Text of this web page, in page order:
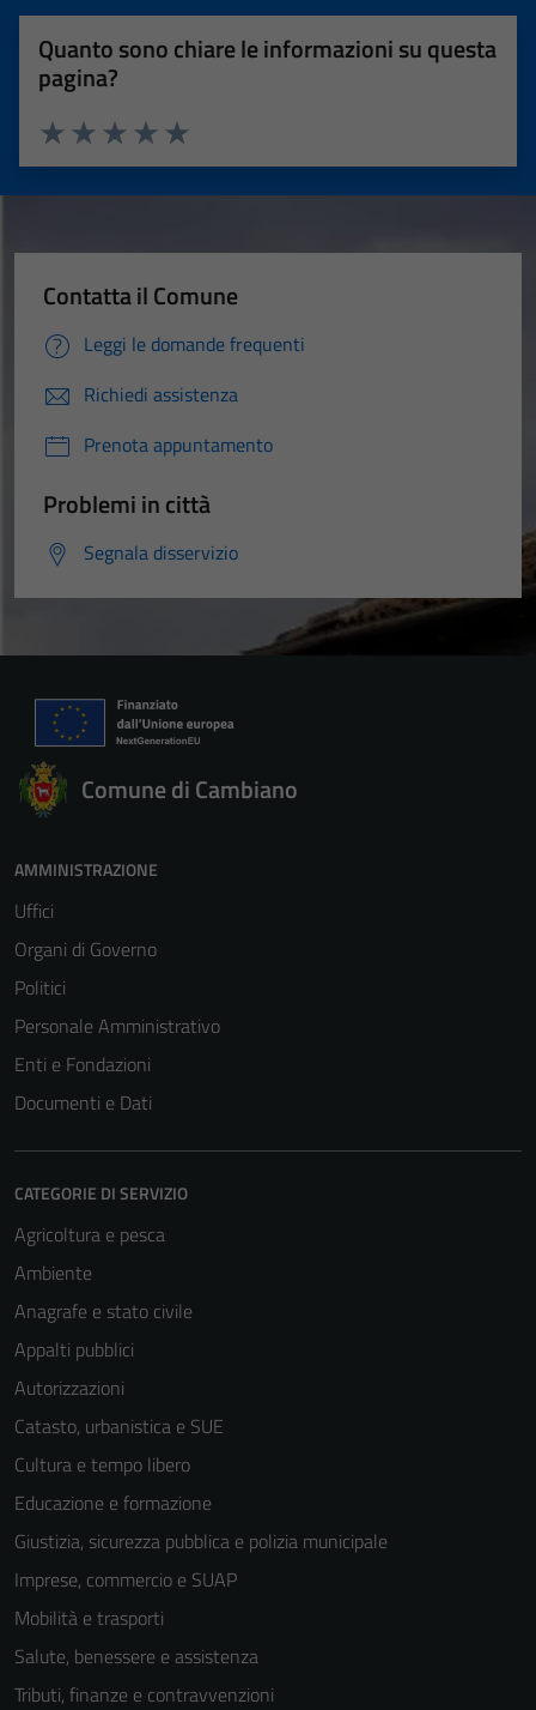
Quanto sono chiare le informazioni su questa
pagina?
Valuta 5 stelle su 5
Valuta 4 stelle su 5
Valuta 3 stelle su 5
Valuta 2 stelle su 5
Valuta 1 stelle su 5
Contatta il Comune
Leggi le domande frequenti
Richiedi assistenza
Prenota appuntamento
Problemi in città
Segnala disservizio
Comune di Cambiano
AMMINISTRAZIONE
Uffici
Organi di Governo
Politici
Personale Amministrativo
Enti e Fondazioni
Documenti e Dati
CATEGORIE DI SERVIZIO
Agricoltura e pesca
Ambiente
Anagrafe e stato civile
Appalti pubblici
Autorizzazioni
Catasto, urbanistica e SUE
Cultura e tempo libero
Educazione e formazione
Giustizia, sicurezza pubblica e polizia municipale
Imprese, commercio e SUAP
Mobilità e trasporti
Salute, benessere e assistenza
Tributi, finanze e contravvenzioni